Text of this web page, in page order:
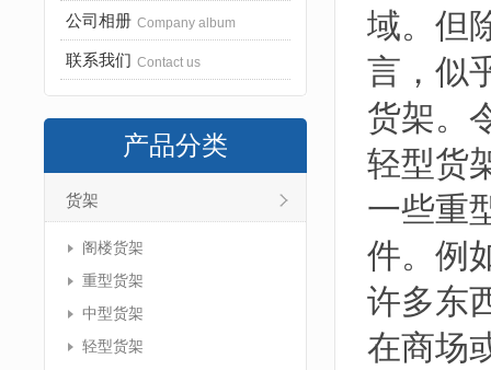
公司相册 Company album
联系我们 Contact us
产品分类
货架
阁楼货架
重型货架
中型货架
轻型货架
域。但
言，似
货架。
轻型货
一些重
件。例
许多东
在商场